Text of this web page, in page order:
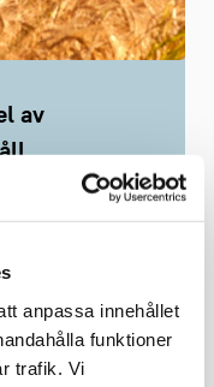
anpassa innehållet
funktioner
trafik. Vi
av
här